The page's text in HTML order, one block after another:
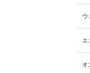
ウ
エ
オ